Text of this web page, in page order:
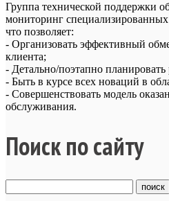
Группа технической поддержки
мониторинг
что позволяет:
- Организовать эффективный
клиента;
- Детально/поэтапно
- Быть в курсе всех новаций в
- Совершенствовать модель
обслуживания.
Поиск по сайту